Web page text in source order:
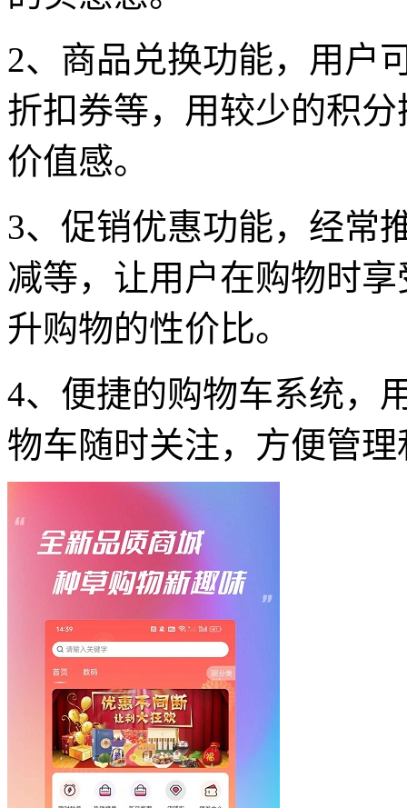
2、商品兑换功能，用户
折扣券等，用较少的积
价值感。
3、促销优惠功能，经常
减等，让用户在购物时
升购物的性价比。
4、便捷的购物车系统，
物车随时关注，方便管